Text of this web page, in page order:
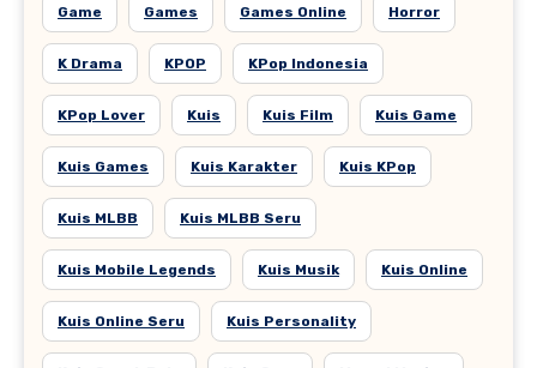
Game Games Games Online Horror
K Drama KPOP KPop Indonesia
KPop Lover Kuis Kuis Film Kuis Game
Kuis Games Kuis Karakter Kuis KPop
Kuis MLBB Kuis MLBB Seru
Kuis Mobile Legends Kuis Musik Kuis Online
Kuis Online Seru Kuis Personality